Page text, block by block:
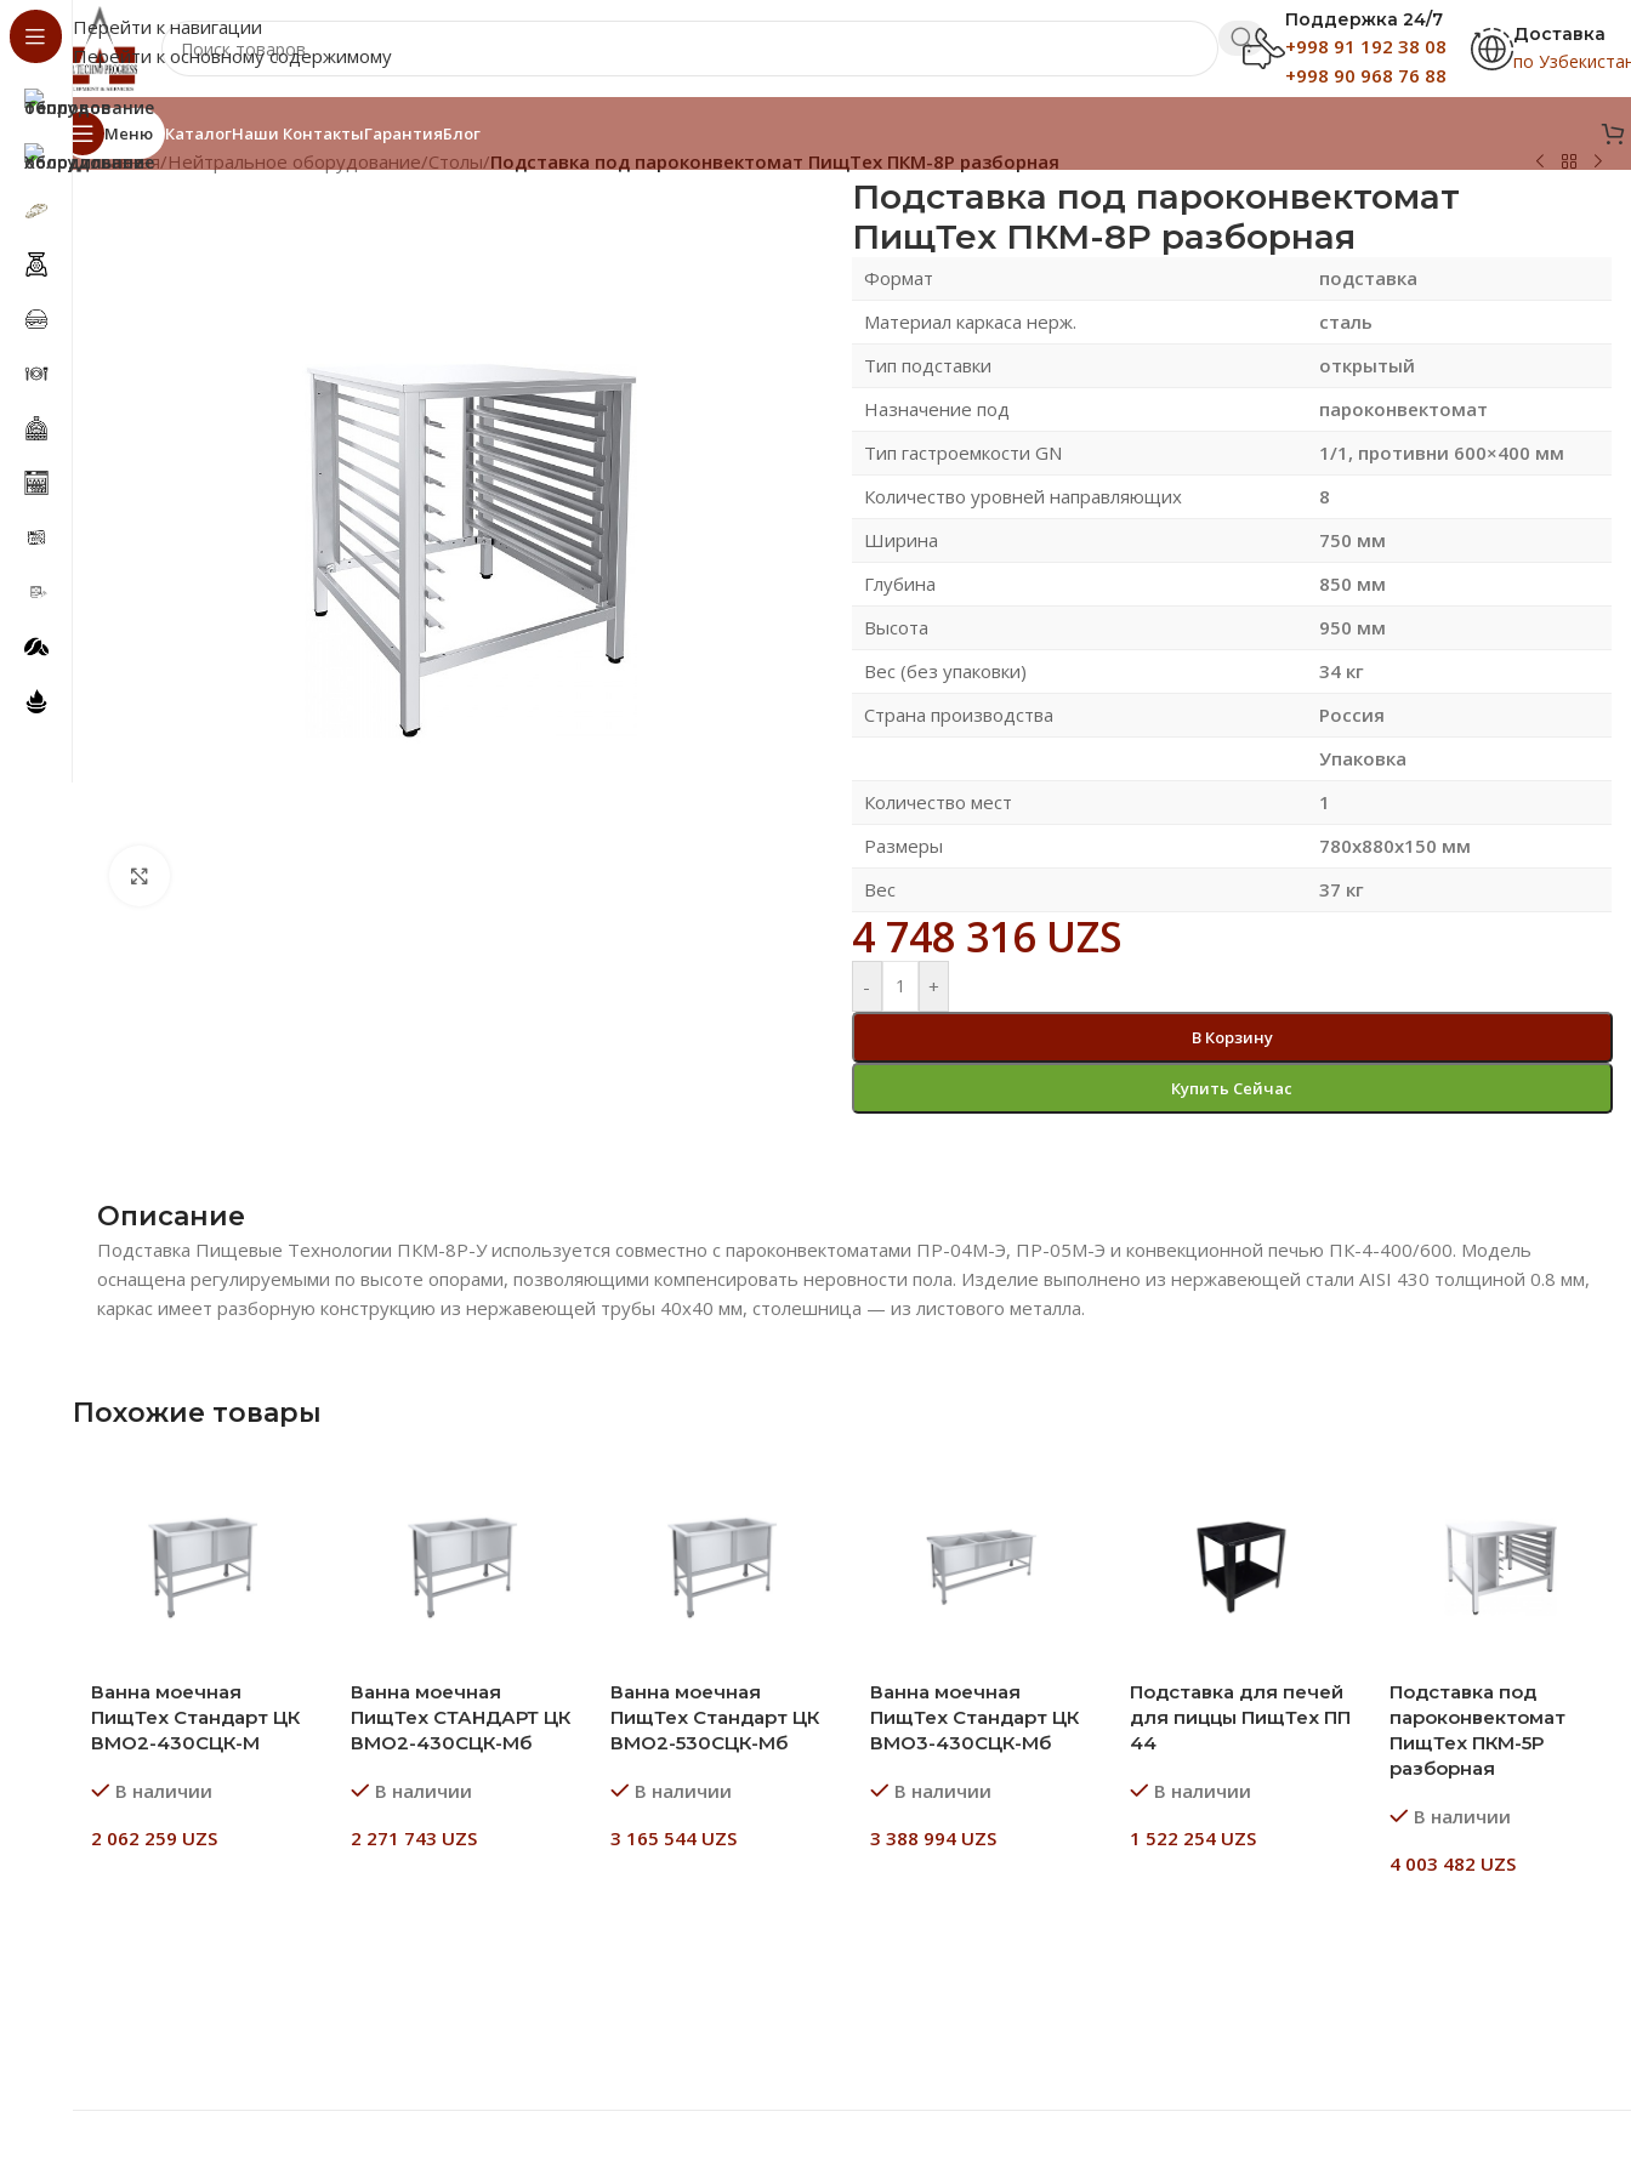
Перейти к навигации
Перейти к основному содержимому
Поддержка 24/7
+998 91 192 38 08
+998 90 968 76 88
Доставка
по
Меню КаталогНаши КонтактыГарантияБлог
Главная/Нейтральное оборудование/Столы/Подставка под пароконвектомат ПищТех ПКМ-8Р разборная
Подставка под пароконвектомат
ПищТех ПКМ-8Р разборная
Формат
подставка
Материал каркаса нерж.
сталь
Тип подставки
открытый
Назначение под
пароконвектомат
Тип гастроемкости GN
1/1, противни 600×400 мм
Количество уровней направляющих
8
Ширина
750 мм
Глубина
850 мм
Высота
950 мм
Вес (без упаковки)
34 кг
Страна производства
Россия
Упаковка
Количество мест
1
Размеры
780x880x150 мм
Вес
37 кг
4 748 316 UZS
- +
В Корзину
Купить Сейчас
Описание
Подставка Пищевые Технологии ПКМ-8Р-У используется совместно с пароконвектоматами ПР-04М-Э, ПР-05М-Э и конвекционной печью ПК-4-400/600. Модель
оснащена регулируемыми по высоте опорами, позволяющими компенсировать неровности пола. Изделие выполнено из нержавеющей стали AISI 430 толщиной 0.8 мм,
каркас имеет разборную конструкцию из нержавеющей трубы 40х40 мм, столешница — из листового металла.
Похожие товары
Ванна моечная
ПищТех Стандарт ЦК
ВМО2-430СЦК-М
В наличии
2 062 259 UZS
Ванна моечная
ПищТех СТАНДАРТ ЦК
ВМО2-430СЦК-Мб
В наличии
2 271 743 UZS
Ванна моечная
ПищТех Стандарт ЦК
ВМО2-530СЦК-Мб
В наличии
3 165 544 UZS
Ванна моечная
ПищТех Стандарт ЦК
ВМО3-430СЦК-Мб
В наличии
3 388 994 UZS
Подставка для печей
для пиццы ПищТех ПП
44
В наличии
1 522 254 UZS
Подставка под
пароконвектомат
ПищТех ПКМ-5Р
разборная
В наличии
4 003 482 UZS